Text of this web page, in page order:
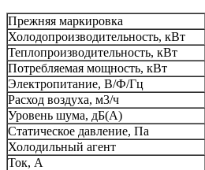
Прежняя маркировка
Холодопроизводительность, кВт
Теплопроизводительность, кВт
Потребляемая мощность, кВт
Электропитание, В/Ф/Гц
Расход воздуха, м3/ч
Уровень шума, дБ(А)
Статическое давление, Па
Холодильный агент
Ток, А